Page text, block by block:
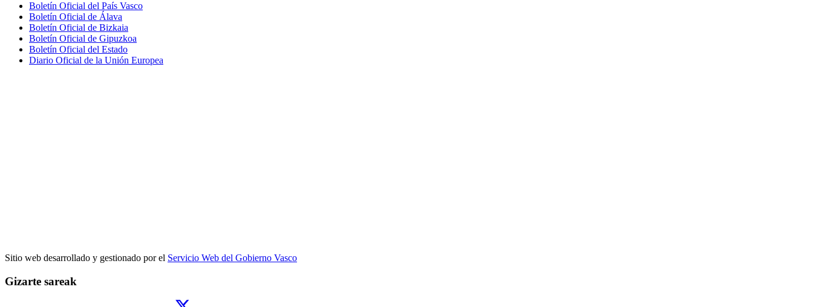
Boletín Oficial del País Vasco
Boletín Oficial de Álava
Boletín Oficial de Bizkaia
Boletín Oficial de Gipuzkoa
Boletín Oficial del Estado
Diario Oficial de la Unión Europea
Sitio web desarrollado y gestionado por el Servicio Web del Gobierno Vasco
Gizarte sareak